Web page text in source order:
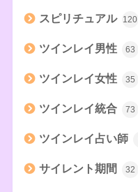
スピリチュアル 120
ツインレイ男性 63
ツインレイ女性 35
ツインレイ統合 73
ツインレイ占い師
サイレント期間 32